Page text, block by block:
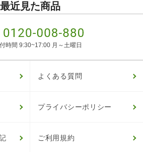
最近見た商品
時間 9:30~17:00 月～土曜日
よくある質問
プライバシーポリシー
ご利用規約